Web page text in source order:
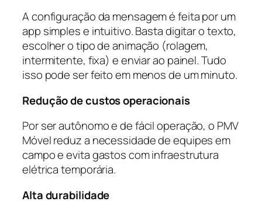
A configuração da mensagem é feita por um
app simples e intuitivo. Basta digitar o texto,
escolher o tipo de animação (rolagem,
intermitente, fixa) e enviar ao painel. Tudo
isso pode ser feito em menos de um minuto.
Redução de custos operacionais
Por ser autônomo e de fácil operação, o PMV
Móvel reduz a necessidade de equipes em
campo e evita gastos com infraestrutura
elétrica temporária.
Alta durabilidade